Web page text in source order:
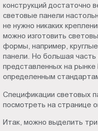
конструкций достаточно
световые панели
не нужно никаких
можно изготовить
формы, например,
панели. Но большая
представленных на
определенным
Спецификации световых
посмотреть на странице
Итак, можно выделить
Пт.:
9.00-
18.00
Сб.,
Вс.:
выходной